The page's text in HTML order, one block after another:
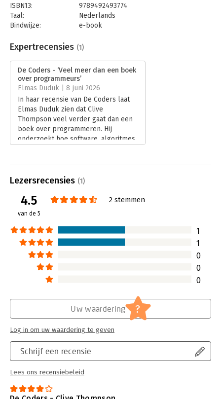
ISBN13:
9789492493774
Taal:
Nederlands
Bindwijze:
e-book
Bestandsformaat:
epub
Uitgever:
Maven Publishing
Druk:
1
Verschijningsdatum:
28-5-2019
Hoofdrubriek: Internet en social media
Expertrecensies (1)
De Coders - ‘Veel meer dan een boek
over programmeurs’
Elmas Duduk | 8 juni 2026
In haar recensie van De Coders laat
Elmas Duduk zien dat Clive
Thompson veel verder gaat dan een
boek over programmeren. Hij
onderzoekt hoe software, algoritmes
een actuele en kritische blik op de
menselijke keuzes.
Lezersrecensies (1)
4.5
van de 5
2 stemmen
1
1
0
0
0
Schrijf een recensie
Lees ons recensiebeleid
Uw waardering ?
Log in om uw waardering te geven